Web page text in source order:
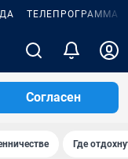
ТЕЛЕПРОГРАММА
Согласен
Где